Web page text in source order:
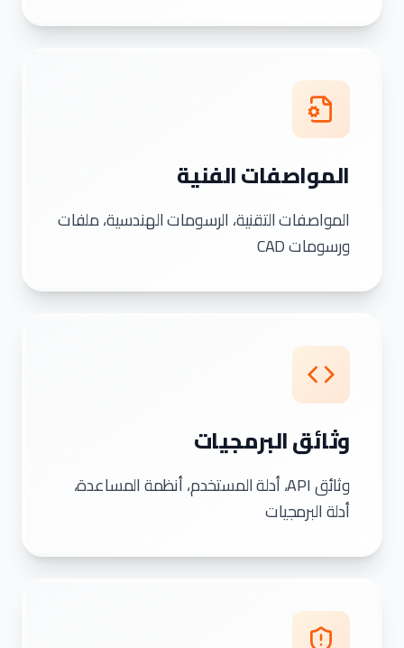
المواصفات الفنية
المواصفات التقنية، الرسومات الهندسية، ملفات
ورسومات CAD
وثائق البرمجيات
وثائق API، أدلة المستخدم، أنظمة المساعدة،
أدلة البرمجيات